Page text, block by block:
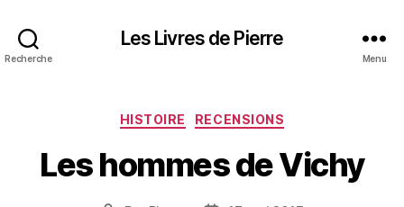
Recherche
Les Livres de Pierre
Menu
Catégories
HISTOIRE RECENSIONS
Les hommes de Vichy